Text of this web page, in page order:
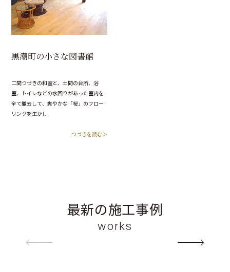
黒潮町の小さな図書館
二間つづきの和室と、土間の台所、浴
室、トイレなどの水回りがあった室内を
全て撤去して、爽やかな「桜」のフロー
リングを生かし
つづきを読む＞
最新の施工事例
works